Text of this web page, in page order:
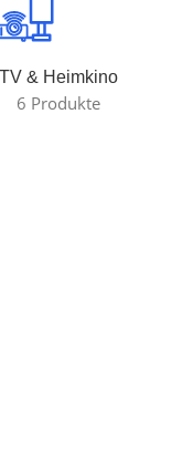
TV & Heimkino
6 Produkte